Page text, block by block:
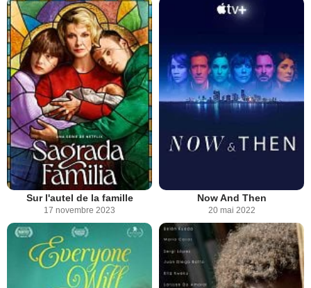
Sur l'autel de la famille
17 novembre 2023
Now And Then
20 mai 2022